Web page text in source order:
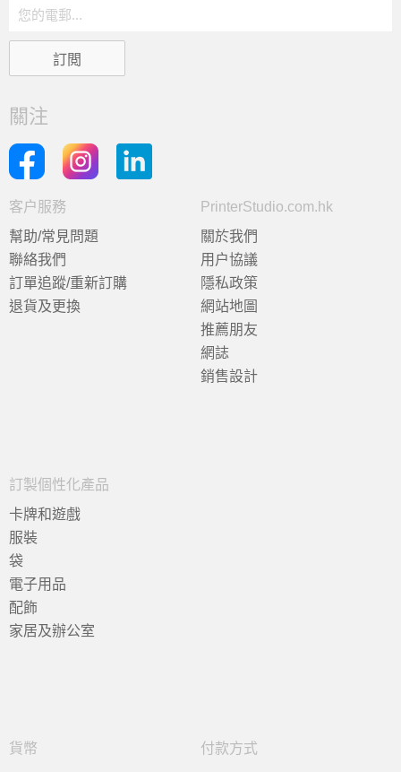
關注
客户服務
幫助/常見問題
聯絡我們
訂單追蹤/重新訂購
退貨及更換
PrinterStudio.com.hk
關於我們
用户協議
隱私政策
網站地圖
推薦朋友
網誌
銷售設計
訂製個性化產品
卡牌和遊戲
服裝
袋
電子用品
配飾
家居及辦公室
貨幣 付款方式